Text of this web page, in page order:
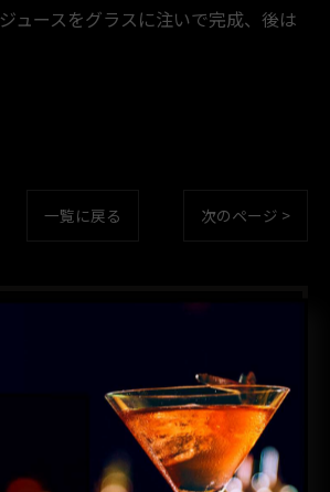
ュースをグラスに注いで完成、後は
一覧に戻る 次のページ >
全てのカテゴリー